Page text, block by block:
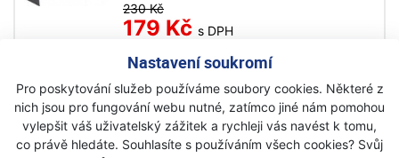
Nastavení soukromí
Pro poskytování služeb používáme soubory cookies. Některé z
nich jsou pro fungování webu nutné, zatímco jiné nám pomohou
vylepšit váš uživatelský zážitek a rychleji vás navést k tomu,
co právě hledáte. Souhlasíte s používáním všech cookies? Svůj
230 Kč
179 Kč s DPH
Fiskars Kultivátor SolidTM 135714
Akce
Na objednávku